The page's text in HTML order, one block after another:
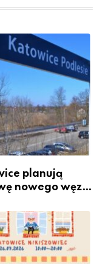
planują
nowego węzła